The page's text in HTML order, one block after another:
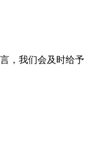
，我们会及时给予